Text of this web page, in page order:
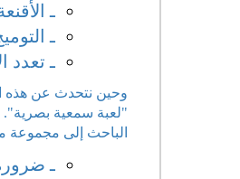
ـ
ـ
ـ تعدد
وحين نتحدث عن هذه
"لعبة سمعية
الباحث إلى مجموعة
ـ